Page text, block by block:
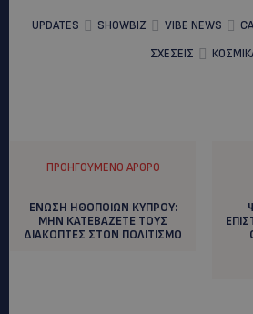
UPDATES SHOWBIZ VIBE NEWS
ΣΧΕΣΕΙΣ
ΠΡΟΗΓΟΎΜΕΝΟ ΆΡΘΡΟ
ΕΝΩΣΗ ΗΘΟΠΟΙΩΝ ΚΥΠΡΟΥ:
ΜΗΝ ΚΑΤΕΒΑΖΕΤΕ ΤΟΥΣ
ΔΙΑΚΟΠΤΕΣ ΣΤΟΝ ΠΟΛΙΤΙΣΜΟ